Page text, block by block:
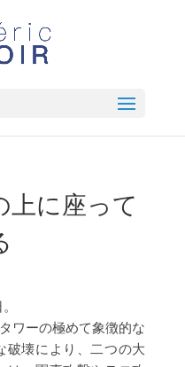
上に座って
ワーの極めて象徴的な
破壊により、二つの大